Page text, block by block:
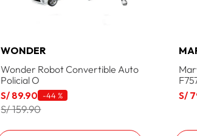
WONDER
Wonder Robot Convertible Auto
Policial O
S/ 89.90 -44 %
S/ 159.90
S/